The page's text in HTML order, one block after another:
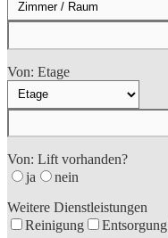
Von: Etage
Von: Lift vorhanden?
ja
nein
Weitere Dienstleistungen
Reinigung
Entsorgung